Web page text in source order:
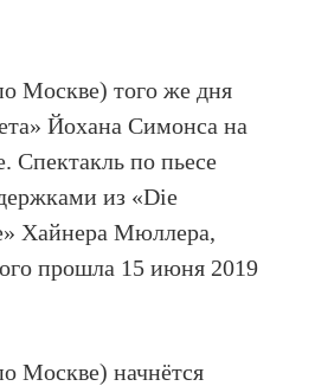
Москве) того же дня
Йохана Симонса на
Спектакль по пьесе
из «Die
Хайнера Мюллера,
прошла 15 июня 2019
Москве) начнётся